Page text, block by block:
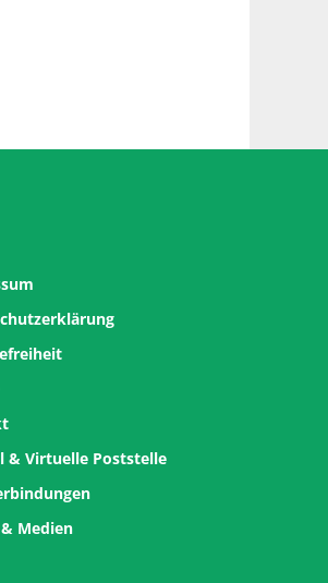
& Virtuelle Poststelle
Medien